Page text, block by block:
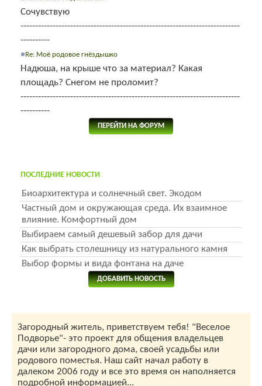
Сочувствую
---------------------------------------------------------------------------
----------
Re: Моё родовое гнёздышко
Надюша, на крыше что за материал? Какая
площадь? Снегом не проломит?
---------------------------------------------------------------------------
----------
ПЕРЕЙТИ НА ФОРУМ
ПОСЛЕДНИЕ НОВОСТИ
Биоархитектура и солнечный свет. Экодом
Частный дом и окружающая среда. Их взаимное
влияние. Комфортный дом
Выбираем самый дешевый забор для дачи
Как выбрать столешницу из натурального камня
Выбор формы и вида фонтана на даче
ДОБАВИТЬ НОВОСТЬ
Загородный житель, приветствуем тебя! "Веселое
Подворье"- это проект для общения владельцев
дачи или загородного дома, своей усадьбы или
родового поместья. Наш сайт начал работу в
далеком 2006 году и все это время он наполняется
подробной информацией...